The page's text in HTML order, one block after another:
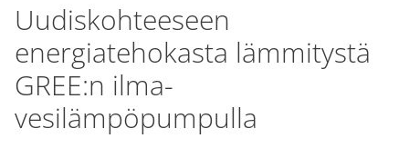
Uudiskohteeseen
energiatehokasta lämmitystä
GREE:n ilma-
vesilämpöpumpulla